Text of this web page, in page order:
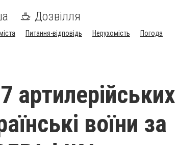
Дозвілля
Питання-відповідь Нерухомість Погода
артилерійських
воїни за